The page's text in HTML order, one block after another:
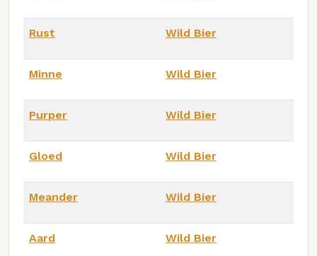
Rust Wild Bier
Minne Wild Bier
Purper Wild Bier
Gloed Wild Bier
Meander Wild Bier
Aard Wild Bier